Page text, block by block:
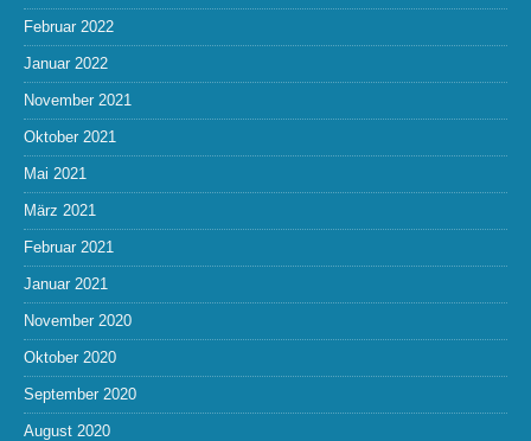
Februar 2022
Januar 2022
November 2021
Oktober 2021
Mai 2021
März 2021
Februar 2021
Januar 2021
November 2020
Oktober 2020
September 2020
August 2020